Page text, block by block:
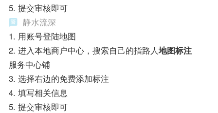
5. 提交审核即可
静水流深
1. 用账号登陆地图
2. 进入本地商户中心，搜索自己的指路人地图标注
服务中心铺
3. 选择右边的免费添加标注
4. 填写相关信息
5. 提交审核即可